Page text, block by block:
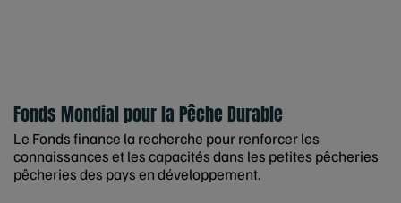
Fonds Mondial pour la Pêche Durable
Le Fonds finance la recherche pour renforcer les
connaissances et les capacités dans les petites pêcheries
pêcheries des pays en développement.